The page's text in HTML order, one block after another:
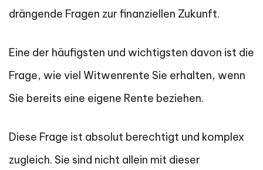
drängende Fragen zur finanziellen Zukunft.
Eine der häufigsten und wichtigsten davon ist die
Frage, wie viel Witwenrente Sie erhalten, wenn
Sie bereits eine eigene Rente beziehen.
Diese Frage ist absolut berechtigt und komplex
zugleich. Sie sind nicht allein mit dieser